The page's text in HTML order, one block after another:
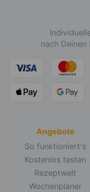
nach Deinen
Angebote
So funktioniert's
Kostenlos testen
Rezeptwelt
Wochenplaner